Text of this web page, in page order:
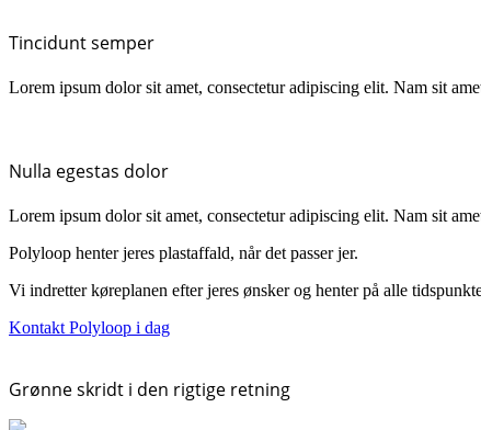
Tincidunt semper
Lorem ipsum dolor sit amet, consectetur adipiscing elit. Nam sit
Nulla egestas dolor
Lorem ipsum dolor sit amet, consectetur adipiscing elit. Nam sit
Polyloop henter jeres plastaffald, når det passer jer.
Vi indretter køreplanen efter jeres ønsker og henter på alle
Kontakt Polyloop i dag
Grønne skridt i den rigtige retning